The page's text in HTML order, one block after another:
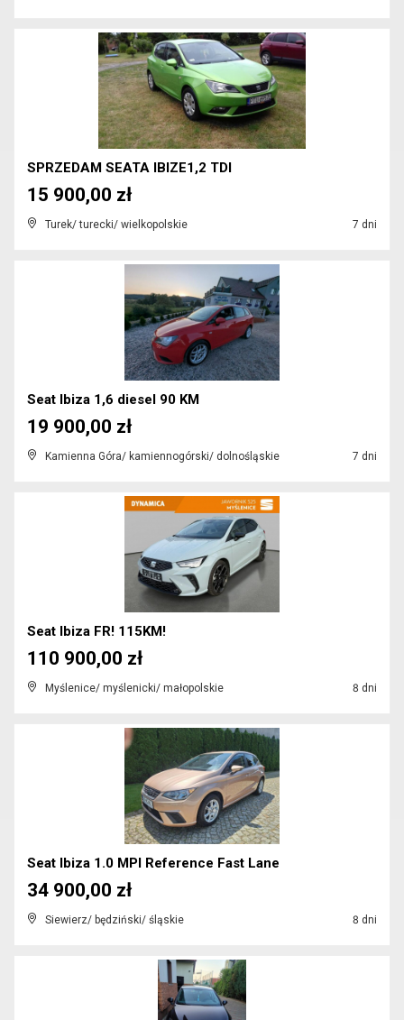
SPRZEDAM SEATA IBIZE1,2 TDI
Turek/ turecki/ wielkopolskie 7 dni
15 900,00 zł
Seat Ibiza 1,6 diesel 90 KM
Kamienna Góra/ kamiennogórski/ dolnośląskie 7 dni
19 900,00 zł
Seat Ibiza FR! 115KM!
Myślenice/ myślenicki/ małopolskie 8 dni
110 900,00 zł
Seat Ibiza 1.0 MPI Reference Fast Lane
Siewierz/ będziński/ śląskie 8 dni
34 900,00 zł